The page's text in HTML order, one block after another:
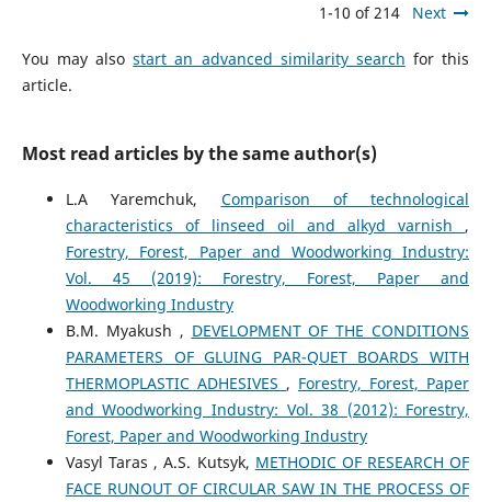
1-10 of 214 Next
You may alsostart an advanced similarity search for this
article.
Most read articles by the same author(s)
L.A Yaremchuk, Comparison of technological
characteristics of linseed oil and alkyd varnish ,
Forestry, Forest, Paper and Woodworking Industry:
Vol. 45 (2019): Forestry, Forest, Paper and
Woodworking Industry
B.M. Myakush , DEVELOPMENT OF THE CONDITIONS
PARAMETERS OF GLUING PAR-QUET BOARDS WITH
THERMOPLASTIC ADHESIVES , Forestry, Forest, Paper
and Woodworking Industry: Vol. 38 (2012): Forestry,
Forest, Paper and Woodworking Industry
Vasyl Taras , A.S. Kutsyk, METHODIC OF RESEARCH OF
FACE RUNOUT OF CIRCULAR SAW IN THE PROCESS OF